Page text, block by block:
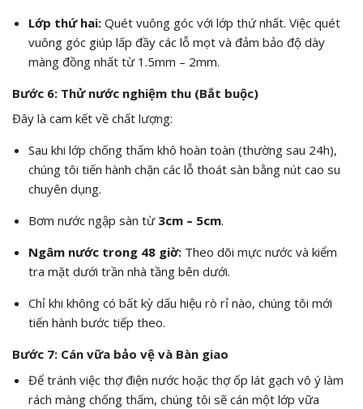
Lớp thứ hai:Quét vuông góc với lớp thứ nhất. Việc quét
vuông góc giúp lấp đầy các lỗ mọt và đảm bảo độ dày
màng đồng nhất từ 1.5mm – 2mm.
Bước 6: Thử nước nghiệm thu (Bắt buộc)
Đây là cam kết về chất lượng:
Sau khi lớp chống thấm khô hoàn toàn (thường sau 24h),
chúng tôi tiến hành chặn các lỗ thoát sàn bằng nút cao su
chuyên dụng.
Bơm nước ngập sàn từ 3cm – 5cm.
Ngâm nước trong 48 giờ:Theo dõi mực nước và kiểm
tra mặt dưới trần nhà tầng bên dưới.
Chỉ khi không có bất kỳ dấu hiệu rò rỉ nào, chúng tôi mới
tiến hành bước tiếp theo.
Bước 7: Cán vữa bảo vệ và Bàn giao
Để tránh việc thợ điện nước hoặc thợ ốp lát gạch vô ý làm
rách màng chống thấm, chúng tôi sẽ cán một lớp vữa